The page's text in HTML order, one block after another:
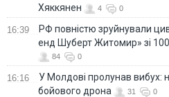
Хяккянен
4 0
16:39
РФ повністю зруйнували
енд Шуберт Житомир» зі
84 0
16:16
У Молдові пролунав вибух:
бойового дрона
31 0